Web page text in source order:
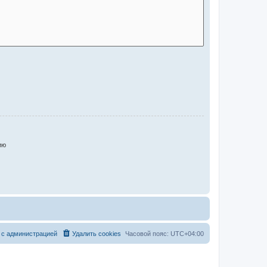
Часовой пояс: UTC+04:00
Удалить cookies
администрацией